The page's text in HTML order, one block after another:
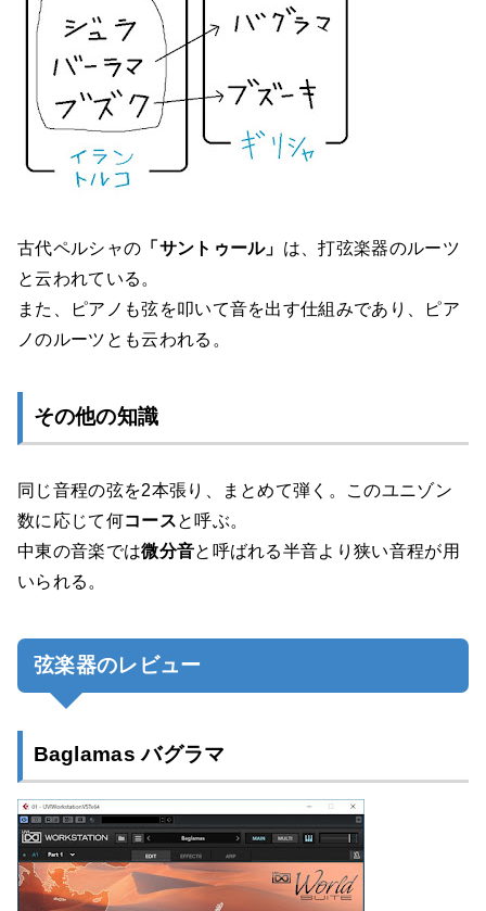
古代ペルシャの 「サントゥール」 は、打弦楽器のルーツ
と云われている。
また、ピアノも弦を叩いて音を出す仕組みであり、ピア
ノのルーツとも云われる。
その他の知識
同じ音程の弦を2本張り、まとめて弾く。このユニゾン
数に応じて何コースと呼ぶ。
中東の音楽では微分音と呼ばれる半音より狭い音程が用
いられる。
弦楽器のレビュー
Baglamas バグラマ